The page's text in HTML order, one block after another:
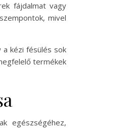
fájdalmat vagy
mivel
a kézi fésülés sok
termékek
egészségéhez,